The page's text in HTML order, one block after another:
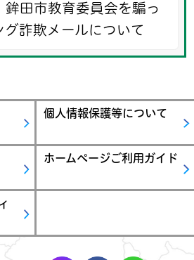
鉾田市教育委員会を騙っ
グ詐欺メールについて
個人情報保護等について
ホームページご利用ガイド